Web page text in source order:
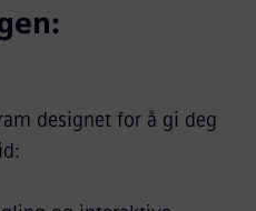
designet for å gi deg